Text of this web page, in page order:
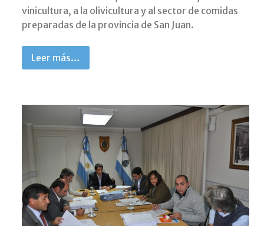
vinicultura, a la olivicultura y al sector de comidas
preparadas de la provincia de San Juan.
Leer más…